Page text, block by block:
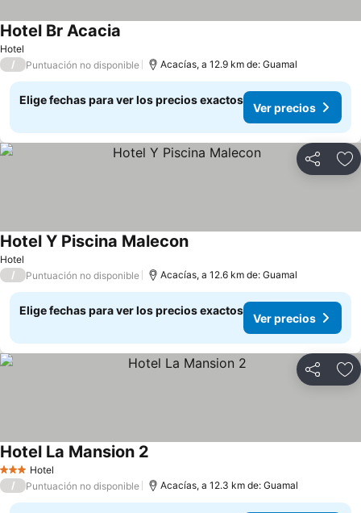
Hotel
Hotel Br Acacia
/ Puntuación no disponible Acacías, a 12.9 km de: Guamal
Elige fechas para ver los precios exactos
Ver precios
Compartir
Hotel
Hotel Y Piscina Malecon
/ Puntuación no disponible Acacías, a 12.6 km de: Guamal
Elige fechas para ver los precios exactos
Ver precios
Compartir
3 Estrellas
Hotel
Hotel La Mansion 2
/ Puntuación no disponible Acacías, a 12.3 km de: Guamal